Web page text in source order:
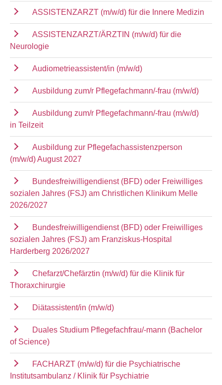
ASSISTENZARZT (m/w/d) für die Innere Medizin
ASSISTENZARZT/ÄRZTIN (m/w/d) für die
Neurologie
Audiometrieassistent/in (m/w/d)
Ausbildung zum/r Pflegefachmann/-frau (m/w/d)
Ausbildung zum/r Pflegefachmann/-frau (m/w/d)
in Teilzeit
Ausbildung zur Pflegefachassistenzperson
(m/w/d) August 2027
Bundesfreiwilligendienst (BFD) oder Freiwilliges
sozialen Jahres (FSJ) am Christlichen Klinikum Melle
2026/2027
Bundesfreiwilligendienst (BFD) oder Freiwilliges
sozialen Jahres (FSJ) am Franziskus-Hospital
Harderberg 2026/2027
Chefarzt/Chefärztin (m/w/d) für die Klinik für
Thoraxchirurgie
Diätassistent/in (m/w/d)
Duales Studium Pflegefachfrau/-mann (Bachelor
of Science)
FACHARZT (m/w/d) für die Psychiatrische
Institutsambulanz / Klinik für Psychiatrie